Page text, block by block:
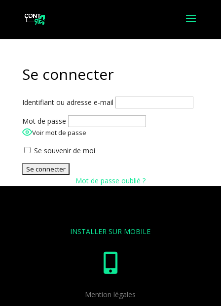
Se connecter
Identifiant ou adresse e-mail
Mot de passe
Voir mot de passe
Se souvenir de moi
Mot de passe oublié ?
INSTALLER SUR MOBILE

Mention légales